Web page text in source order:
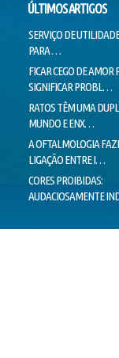
ÚLTIMOS ARTIGOS
SERVIÇO DE
PARA …
FICAR CEGO DE AMOR
SIGNIFICAR PROBL…
RATOS TÊM UMA
MUNDO E ENX…
A OFTALMOLOGIA
LIGAÇÃO ENTRE I…
CORES PROIBIDAS:
AUDACIOSAMENTE